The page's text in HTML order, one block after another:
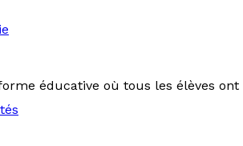
éducative où tous les élèves